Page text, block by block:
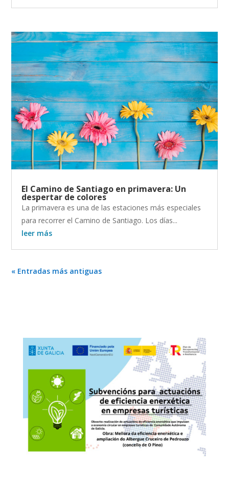
El Camino de Santiago en primavera: Un
despertar de colores
La primavera es una de las estaciones más especiales
para recorrer el Camino de Santiago. Los días...
leer más
« Entradas más antiguas